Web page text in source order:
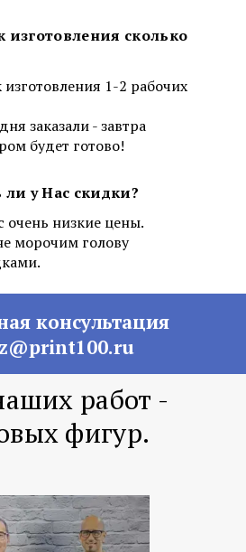
изготовления сколько
изготовления 1-2 рабочих
заказали - завтра
будет готово!
ли у Нас скидки?
очень низкие цены.
морочим голову
консультация
работ -
фигур.